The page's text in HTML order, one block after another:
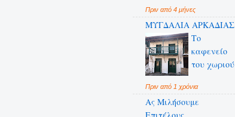
Πριν από 4 μήνες
ΜΥΓΔΑΛΙΑ ΑΡΚΑΔΙΑΣ
Το
καφενείο
του χωριού
Πριν από 1 χρόνια
Ας Μιλήσουμε